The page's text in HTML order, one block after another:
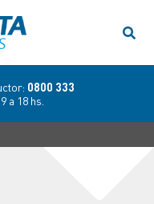
0800 333
a 18 hs.